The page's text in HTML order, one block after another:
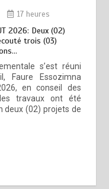
17 heures
2026: Deux (02)
trois (03)
s’est réuni
Faure Essozimna
en conseil des
travaux ont été
deux (02) projets de